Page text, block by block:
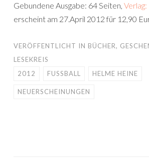
Gebundene Ausgabe: 64 Seiten,
erscheint am 27.April 2012 für 12,90
VERÖFFENTLICHT IN BÜCHER,
LESEKREIS
2012
FUSSBALL HELME HEINE
NEUERSCHEINUNGEN